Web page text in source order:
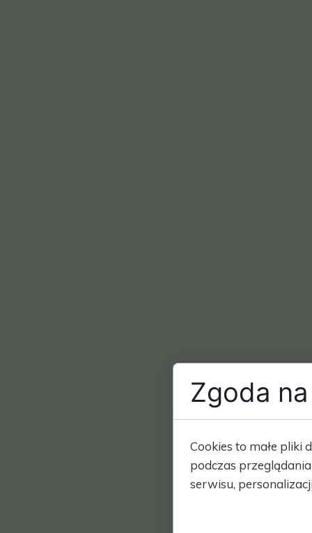
Zgoda
Cookies to małe pliki
podczas
serwisu,